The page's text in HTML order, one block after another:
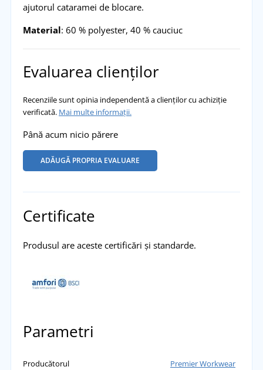
ajutorul cataramei de blocare.
Material: 60 % polyester, 40 % cauciuc
Evaluarea clienților
Recenziile sunt opinia independentă a clienților cu achiziție
verificată. Mai multe informații.
Până acum nicio părere
ADĂUGĂ PROPRIA EVALUARE
Certificate
Produsul are aceste certificări și standarde.
Parametri
Producătorul
Premier Workwear